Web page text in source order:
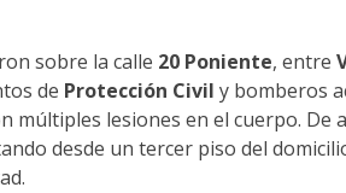
sobre la calle 20 Poniente, entre
de Protección Civil y bomberos
múltiples lesiones en el cuerpo.
desde un tercer piso del